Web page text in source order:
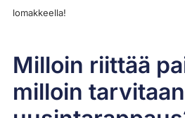
lomakkeella!
Milloin riittää
milloin tarvitaan